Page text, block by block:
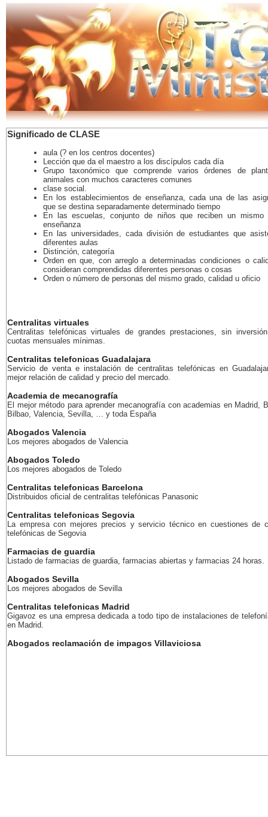
Significado de CLASE
aula (? en los centros docentes)
Lección que da el maestro a los discípulos cada día
Grupo taxonómico que comprende varios órdenes de
animales con muchos caracteres comunes
clase social.
En los establecimientos de enseñanza, cada una de las
que se destina separadamente determinado tiempo
En las escuelas, conjunto de niños que reciben un mismo
enseñanza
En las universidades, cada división de estudiantes que
diferentes aulas
Distinción, categoría
Orden en que, con arreglo a determinadas condiciones o
consideran comprendidas diferentes personas o cosas
Orden o número de personas del mismo grado, calidad u oficio
Centralitas virtuales
Centralitas telefónicas virtuales de grandes prestaciones, sin
cuotas mensuales mínimas.
Centralitas telefonicas Guadalajara
Servicio de venta e instalación de centralitas telefónicas en
mejor relación de calidad y precio del mercado.
Academia de mecanografía
El mejor método para aprender mecanografía con academias en Madrid,
Bilbao, Valencia, Sevilla, … y toda España
Abogados Valencia
Los mejores abogados de Valencia
Abogados Toledo
Los mejores abogados de Toledo
Centralitas telefonicas Barcelona
Distribuidos oficial de centralitas telefónicas Panasonic
Centralitas telefonicas Segovia
La empresa con mejores precios y servicio técnico en cuestiones de
telefónicas de Segovia
Farmacias de guardia
Listado de farmacias de guardia, farmacias abiertas y farmacias 24 horas.
Abogados Sevilla
Los mejores abogados de Sevilla
Centralitas telefonicas Madrid
Gigavoz es una empresa dedicada a todo tipo de instalaciones de
en Madrid.
Abogados reclamación de impagos Villaviciosa